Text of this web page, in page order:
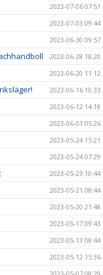
2023-07-06 07:51
2023-07-03 09:44
2023-06-30 09:57
2023-06-28 18:20
2023-06-20 11:12
2023-06-16 10:33
2023-06-12 14:18
2023-06-01 05:26
2023-05-24 15:21
2023-05-24 07:29
2023-05-23 10:44
2023-05-21 08:44
2023-05-20 21:48
2023-05-17 09:43
2023-05-13 08:44
2023-05-12 15:36